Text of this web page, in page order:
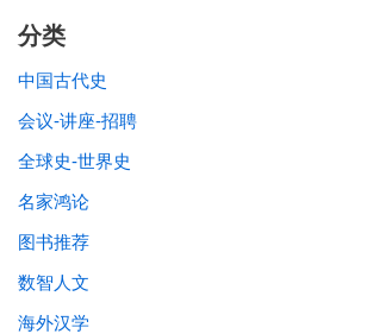
分类
中国古代史
会议-讲座-招聘
全球史-世界史
名家鸿论
图书推荐
数智人文
海外汉学